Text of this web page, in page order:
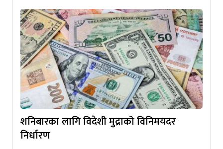
शनिबारका लागि विदेशी मुद्राको विनिमयदर
निर्धारण